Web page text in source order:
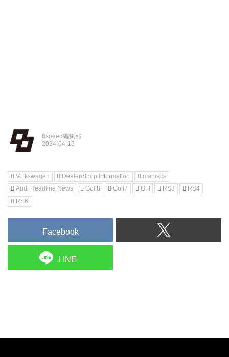
8speed編集部
Volkswagen Dealer/Shop Information
maniacs
Audi Headline News
Golf8 Golf7 GTI RS3
RS4
RS6
Facebook
LINE